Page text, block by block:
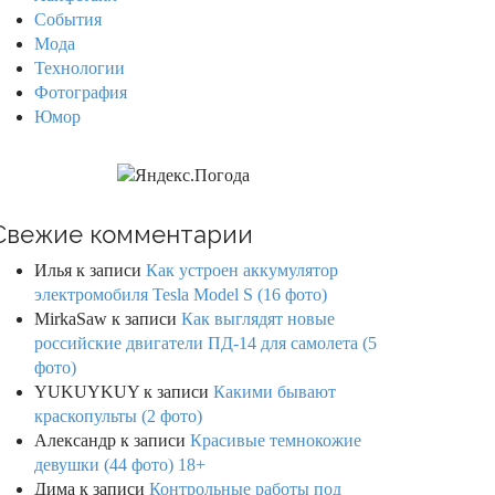
События
Мода
Технологии
Фотография
Юмор
комментарии
Илья к записи Как устроен аккумулятор
электромобиля Tesla Model S (16 фото)
MirkaSaw к записи Как выглядят новые
российские двигатели ПД-14 для самолета (5
фото)
YUKUYKUY к записи Какими бывают
краскопульты (2 фото)
Александр к записи Красивые темнокожие
девушки (44 фото) 18+
Дима к записи Контрольные работы под